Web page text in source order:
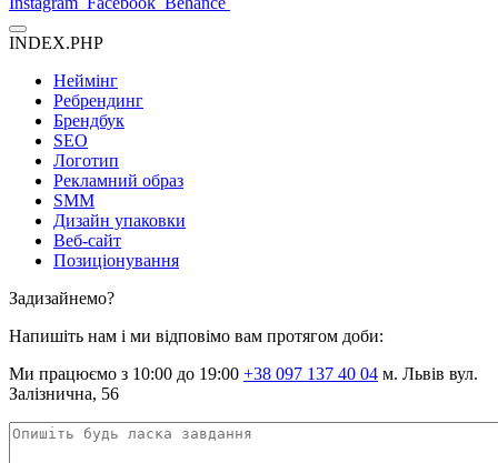
INDEX.PHP
Неймінг
Ребрендинг
Брендбук
SEO
Логотип
Рекламний образ
SMM
Дизайн упаковки
Веб-сайт
Позиціонування
Задизайнемо?
Напишіть нам і ми відповімо вам протягом доби:
Ми працюємо з 10:00 до 19:00 +38 097 137 40 04 м. Львів вул.
Залізнична, 56